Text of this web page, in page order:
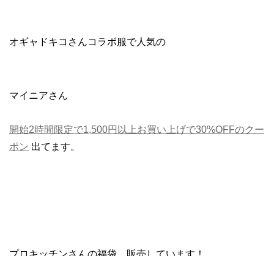
オギャドキコさんコラボ服で人気の
マイニアさん
開始2時間限定で1,500円以上お買い上げで30%OFFのクー
ポン 出てます。
プロキッチンさんの福袋、販売しています！